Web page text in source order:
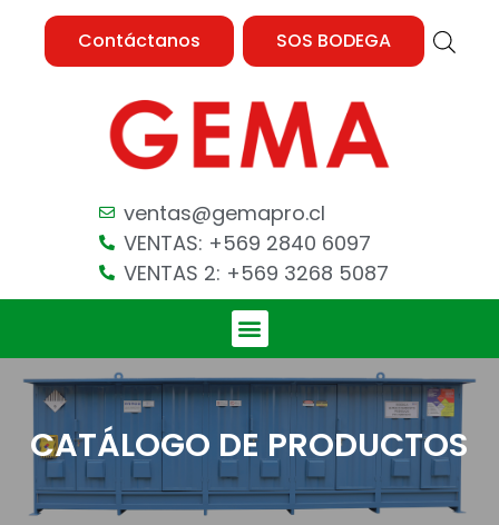
Contáctanos SOS BODEGA
ventas@gemapro.cl
VENTAS: +569 2840 6097
VENTAS 2: +569 3268 5087
CATÁLOGO DE PRODUCTOS